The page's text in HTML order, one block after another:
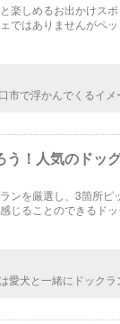
楽しめるお出かけス
ではありませんがペ
市で浮かんでくるイ
う！人気のドッ
ンを厳選し、3箇所
じることのできるド
愛犬と一緒にドック